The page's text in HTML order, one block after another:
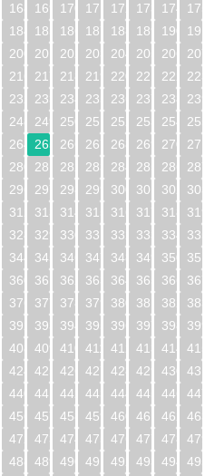
168 169 170 171 172 173 174
184 185 186 187 188 189 190
200 201 202 203 204 205 206
216 217 218 219 220 221 222
232 233 234 235 236 237 238
248 249 250 251 252 253 254
264 265 266 267 268 269 270
280 281 282 283 284 285 286
296 297 298 299 300 301 302
312 313 314 315 316 317 318
328 329 330 331 332 333 334
344 345 346 347 348 349 350
360 361 362 363 364 365 366
376 377 378 379 380 381 382
392 393 394 395 396 397 398
408 409 410 411 412 413 414
424 425 426 427 428 429 430
440 441 442 443 444 445 446
456 457 458 459 460 461 462
472 473 474 475 476 477 478
488 489 490 491 492 493 494